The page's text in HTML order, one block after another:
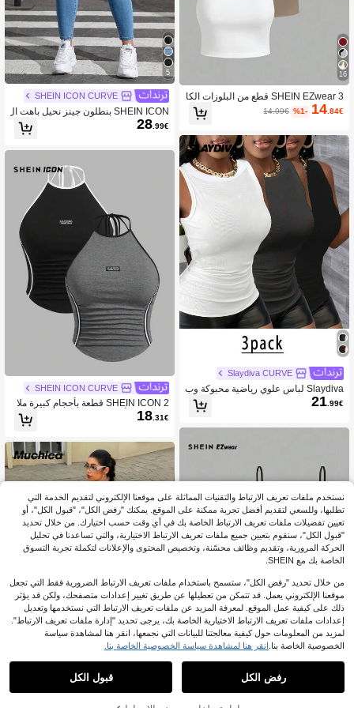
16
SHEIN EZwear 3 قطع من البلوزات الكا
جوال بياقة مستديرة مناسبة للمرأة ذات ال
14.84€
%1-
14.99€
Slaydiva CURVE
Slaydiva لباس علوي رياضية محبوكة وب
حمالات عريضة بحجم كبير، مناسبة للربيع
21.99€
14
SHEIN EZwear 3 قطعة/مجموعة بلايز
سباغتي أسود للمرأة ذوات الأحجام الكبير
ة، قطعة داخلية، بتصميم كاجوال وضيق، م
12.99€
5
SHEIN ICON CURVE
SHEIN ICON بنطلون جينز نحيل باهت ال
لون ممزق مهتري الحواف مقاس كبير
28.99€
SHEIN ICON CURVE
SHEIN ICON 2 قطعة بأحجام كبيرة ملا
بس علوية بألوان متباينة وألوان متنوعة مر
بوطة من الجانب على الرقبة، طراز Y2K
18.31€
Muchica CURVE
Muchica تي شيرت مشدّ بحمالات للأحجا
1
نستخدم ملفات تعريف الارتباط والتقنيات المماثلة على موقعنا الإلكتروني لتقديم الخدمة التي
تطلبها، وللسعي لتقديم أفضل تجربة ممكنة على الموقع. يمكنك "رفض الكل"، "قبول الكل"، أو
تعيين تفضيلات ملفات تعريف الارتباط الخاصة بك في أي وقت حسب اختيارك. من خلال تحديد
"قبول الكل"، سنقوم بتعيين جميع ملفات تعريف الارتباط الاختيارية، والتي تساعدنا في تحليل
الحركة المرورية، وتقديم وظائف محسّنة، وتخصيص المحتوى والإعلانات لتكملة تجربة التسوق
الخاصة بك مع SHEIN.
من خلال تحديد "رفض الكل"، ستسمح باستخدام ملفات تعريف الارتباط الضرورية فقط التي تجعل
موقعنا الإلكتروني يعمل. قد تتمكن من تعطيلها عن طريق تغيير إعدادات متصفحك، ولكن قد يؤثر
ذلك على كيفية عمل الموقع. لمعرفة المزيد عن ملفات تعريف الارتباط التي نستخدمها وتعديل
إعدادات ملفات تعريف الارتباط الاختيارية الخاصة بك، يرجى تحديد "إدارة ملفات تعريف الارتباط".
لمزيد من المعلومات حول كيفية معالجتنا للبيانات التي نجمعها، انقر هنا لمشاهدة سياسة
الخصوصية الخاصة بنا. انقر هنا لمشاهدة سياسة الخصوصية الخاصة بنا.
رفض الكل قبول الكل